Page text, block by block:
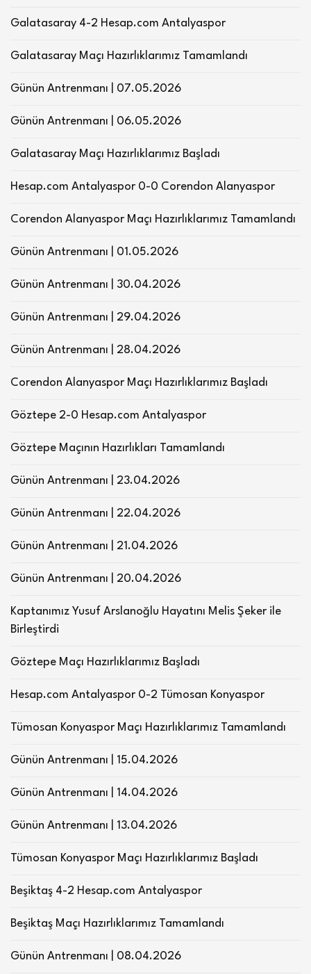
Galatasaray 4-2 Hesap.com Antalyaspor
Galatasaray Maçı Hazırlıklarımız Tamamlandı
Günün Antrenmanı | 07.05.2026
Günün Antrenmanı | 06.05.2026
Galatasaray Maçı Hazırlıklarımız Başladı
Hesap.com Antalyaspor 0-0 Corendon Alanyaspor
Corendon Alanyaspor Maçı Hazırlıklarımız Tamamlandı
Günün Antrenmanı | 01.05.2026
Günün Antrenmanı | 30.04.2026
Günün Antrenmanı | 29.04.2026
Günün Antrenmanı | 28.04.2026
Corendon Alanyaspor Maçı Hazırlıklarımız Başladı
Göztepe 2-0 Hesap.com Antalyaspor
Göztepe Maçının Hazırlıkları Tamamlandı
Günün Antrenmanı | 23.04.2026
Günün Antrenmanı | 22.04.2026
Günün Antrenmanı | 21.04.2026
Günün Antrenmanı | 20.04.2026
Kaptanımız Yusuf Arslanoğlu Hayatını Melis Şeker ile
Birleştirdi
Göztepe Maçı Hazırlıklarımız Başladı
Hesap.com Antalyaspor 0-2 Tümosan Konyaspor
Tümosan Konyaspor Maçı Hazırlıklarımız Tamamlandı
Günün Antrenmanı | 15.04.2026
Günün Antrenmanı | 14.04.2026
Günün Antrenmanı | 13.04.2026
Tümosan Konyaspor Maçı Hazırlıklarımız Başladı
Beşiktaş 4-2 Hesap.com Antalyaspor
Beşiktaş Maçı Hazırlıklarımız Tamamlandı
Günün Antrenmanı | 08.04.2026